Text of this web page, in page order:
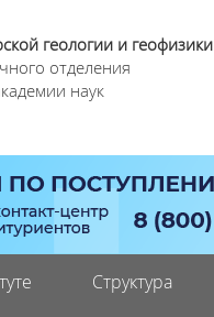
геологии и геофизики
отделения
наук
Структура